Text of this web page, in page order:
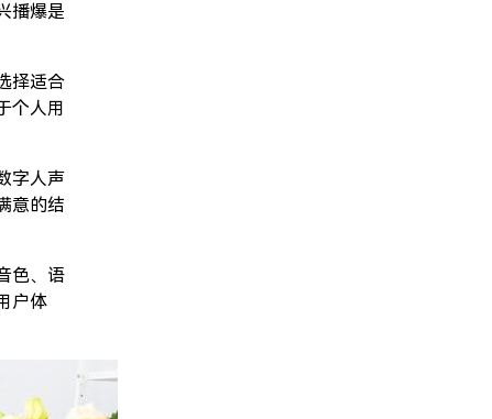
播爆是
择适合
个人用
字人声
意的结
色、语
户体